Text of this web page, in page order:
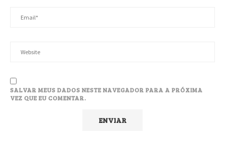
SALVAR MEUS DADOS NESTE NAVEGADOR PARA A PRÓXIMA
VEZ QUE EU COMENTAR.